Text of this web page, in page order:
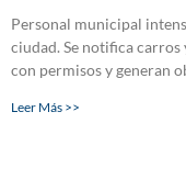
Personal municipal
ciudad. Se notifica carros
con permisos y generan
Leer Más >>